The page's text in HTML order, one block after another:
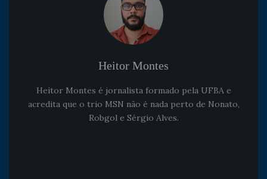
Heitor Montes
Heitor Montes é jornalista formado pela UFBA e
acredita que o trio MSN não é nada perto de Nonato,
Robgol e Sérgio Alves.